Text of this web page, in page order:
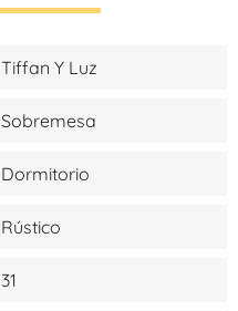
Tiffan Y Luz
Sobremesa
Dormitorio
Rústico
31